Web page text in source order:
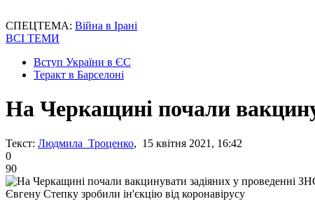
СПЕЦТЕМА: Війна в Ірані
ВСІ ТЕМИ
Вступ України в ЄС
Теракт в Барселоні
На Черкащині почали
Текст: Людмила Троценко, 15 квітня 2021, 16:42
0
90
Євгену Степку зробили ін'єкцію від коронавірусу